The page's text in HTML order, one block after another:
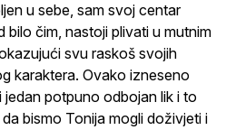
u sebe, sam svoj centar
bilo čim, nastoji plivati u mutnim
svu raskoš svojih
karaktera. Ovako izneseno
potpuno odbojan lik i to
bismo Tonija mogli doživjeti i